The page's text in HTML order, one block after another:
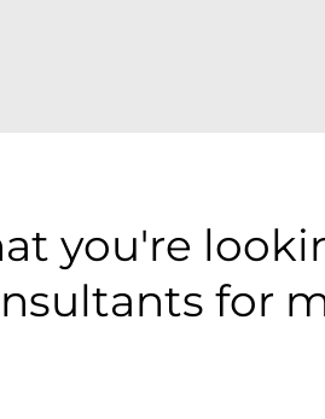
you're
for